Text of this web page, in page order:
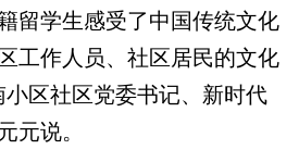
留学生感受了中国传统文化
工作人员、社区居民的文化
小区社区党委书记、新时代
元说。